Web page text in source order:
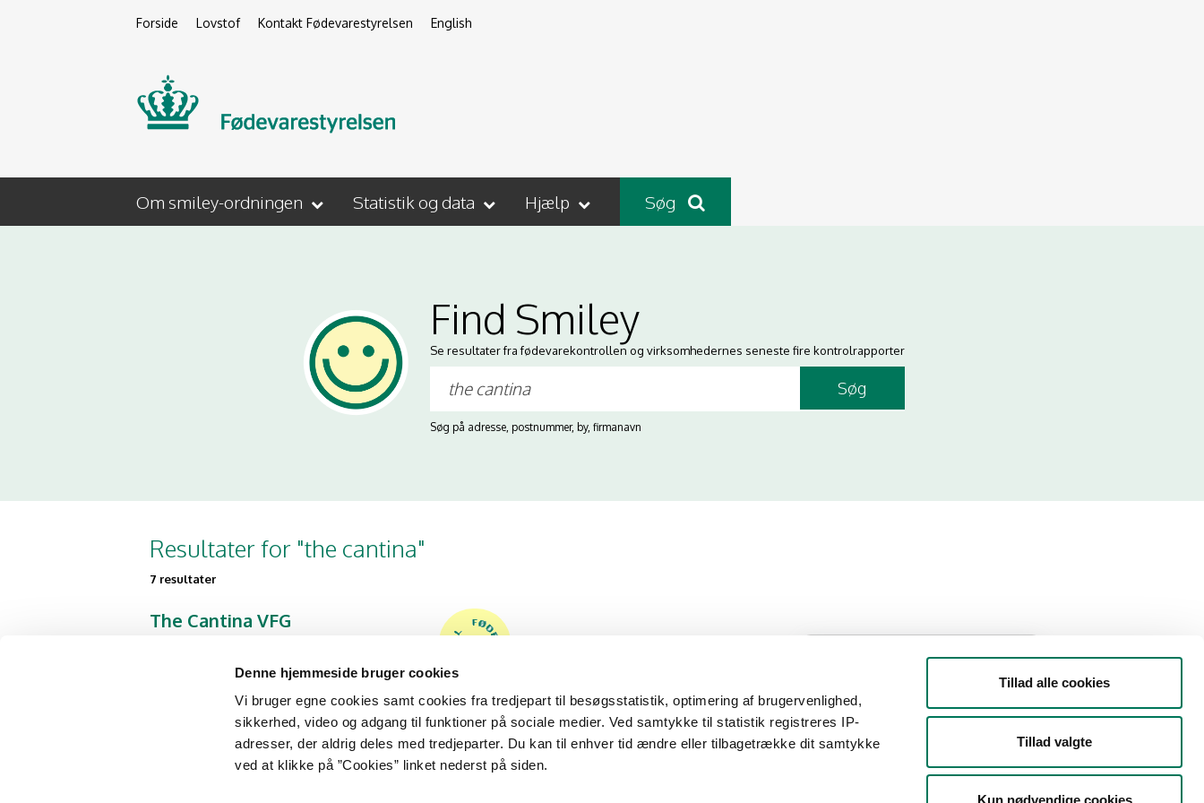
Denne hjemmeside bruger cookies
Vi bruger egne cookies samt cookies fra tredjepart til besøgsstatistik, optimering af brugervenlighed,
sikkerhed, video og adgang til funktioner på sociale medier. Ved samtykke til statistik registreres IP-
adresser, der aldrig deles med tredjeparter. Du kan til enhver tid ændre eller tilbagetrække dit samtykke
ved at klikke på ”Cookies” linket nederst på siden.
Tillad alle cookies
Tillad valgte
Kun nødvendige cookies
Forside Lovstof Kontakt Fødevarestyrelsen English
Om smiley-ordningen Statistik og data Hjælp Søg
Find Smiley
Se resultater fra fødevarekontrollen og virksomhedernes seneste fire kontrolrapporter
Søg
Søg på adresse, postnummer, by, firmanavn
Resultater for "the cantina"
7 resultater
The Cantina VFG
The Cantina
Seebladsgade
Filtrer din søgning
Smiley